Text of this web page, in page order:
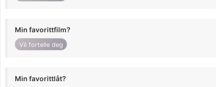
Min favorittfilm?
Vil fortelle deg
Min favorittlåt?